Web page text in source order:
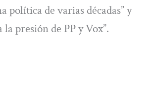
política de varias décadas” y
la presión de PP y Vox”.